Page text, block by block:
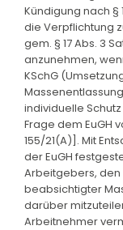
Kündigung nach §
die Verpflichtung
gem. § 17 Abs. 3
anzunehmen,
KSchG
individuelle
Frage dem EuGH
155/21(A)]. Mit
der EuGH
Arbeitgebers, den
beabsichtigter
darüber
Arbeitnehmer